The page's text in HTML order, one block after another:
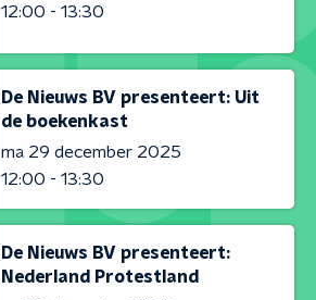
12:00 - 13:30
De Nieuws BV presenteert: Uit
de boekenkast
ma 29 december 2025
12:00 - 13:30
De Nieuws BV presenteert:
Nederland Protestland